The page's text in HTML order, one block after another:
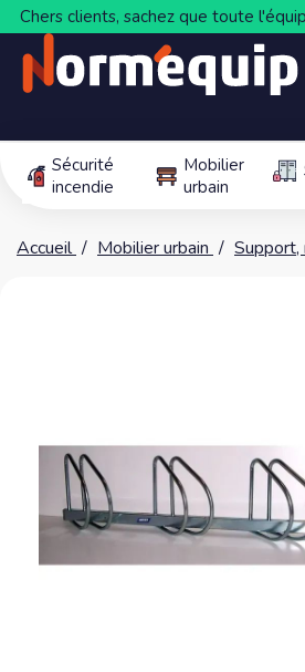
Chers clients, sachez que toute
Sécurité
incendie
Mobilier
urbain
Accueil Mobilier urbain Support,